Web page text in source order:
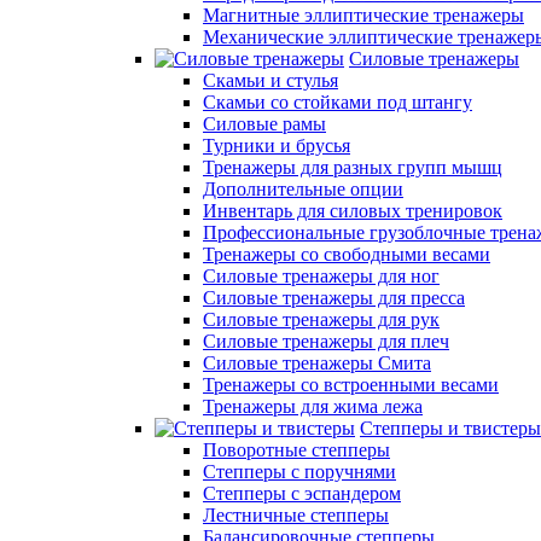
Магнитные эллиптические тренажеры
Механические эллиптические
Силовые тренажеры
Скамьи и стулья
Скамьи со стойками под штангу
Силовые рамы
Турники и брусья
Тренажеры для разных групп мышц
Дополнительные опции
Инвентарь для силовых тренировок
Профессиональные грузоблочные
Тренажеры со свободными весами
Силовые тренажеры для ног
Силовые тренажеры для пресса
Силовые тренажеры для рук
Силовые тренажеры для плеч
Силовые тренажеры Смита
Тренажеры со встроенными весами
Тренажеры для жима лежа
Степперы и твистеры
Поворотные степперы
Степперы с поручнями
Степперы с эспандером
Лестничные степперы
Балансировочные степперы